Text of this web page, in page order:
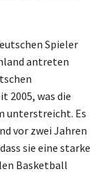
Spieler
antreten
2005, was die
unterstreicht. Es
vor zwei Jahren
sie eine starke
Basketball